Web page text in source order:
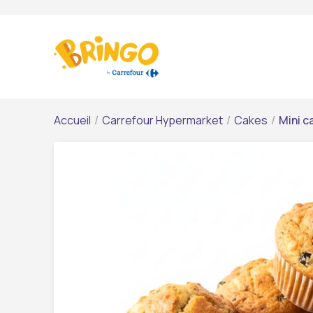
Accueil / Carrefour Hypermarket / Cakes / Mini